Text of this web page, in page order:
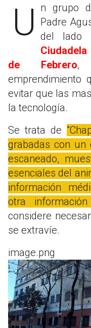
Un grupo de estudiantes del Instituto
Padre
del lado
Ciudadela
de Febrero,
emprendimiento
evitar que las
la tecnología.
Se trata de
grabadas con un
escaneado,
esenciales del
información
otra
considere
se extravíe.
image.png